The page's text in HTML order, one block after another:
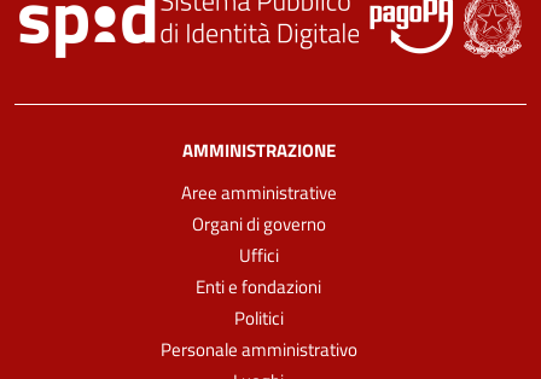
AMMINISTRAZIONE
Aree amministrative
Organi di governo
Uffici
Enti e fondazioni
Politici
Personale amministrativo